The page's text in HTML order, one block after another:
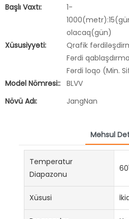
Başlı Vaxtı:
1-
olacaq(gün)
Xüsusiyyəti:
Qrafik
Fərdi
Fərdi loqo (Min.
Model Nömrəsi:: BLVV
Növü Adı:
JangNan
Məhsul
Temperatur
Diapazonu
Xüsusi